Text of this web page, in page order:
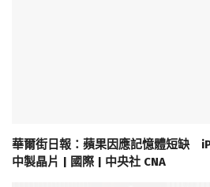
華爾街日報：蘋果因應記憶體短缺
中製晶片 | 國際 | 中央社 CNA